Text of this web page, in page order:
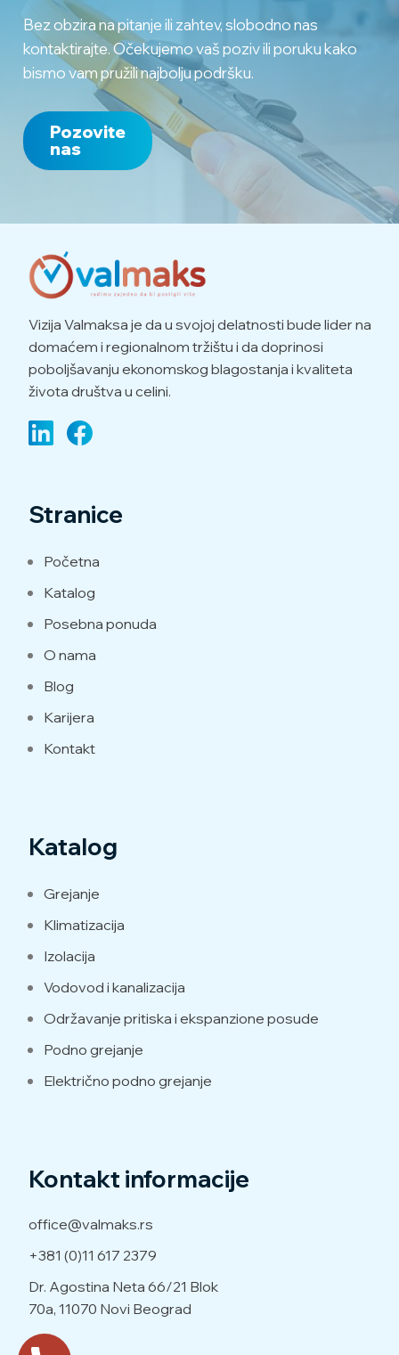
Bez obzira na pitanje ili zahtev, slobodno nas
kontaktirajte. Očekujemo vaš poziv ili poruku kako
bismo vam pružili najbolju podršku.
Pozovite
nas
Vizija Valmaksa je da u svojoj delatnosti bude lider na
domaćem i regionalnom tržištu i da doprinosi
poboljšavanju ekonomskog blagostanja i kvaliteta
života društva u celini.
Stranice
Početna
Katalog
Posebna ponuda
O nama
Blog
Karijera
Kontakt
Katalog
Grejanje
Klimatizacija
Izolacija
Vodovod i kanalizacija
Održavanje pritiska i ekspanzione posude
Podno grejanje
Električno podno grejanje
Kontakt informacije
office@valmaks.rs
+381 (0)11 617 2379
Dr. Agostina Neta 66/21 Blok
70a, 11070 Novi Beograd